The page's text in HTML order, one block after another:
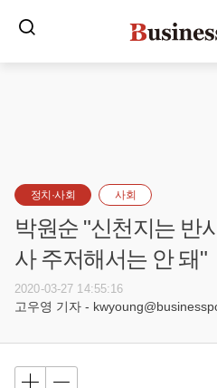
정치·사회 사회
박원순 "신천지는 반
사 주저해서는 안 돼"
2020-03-27 14:55:16
고우영 기자 -